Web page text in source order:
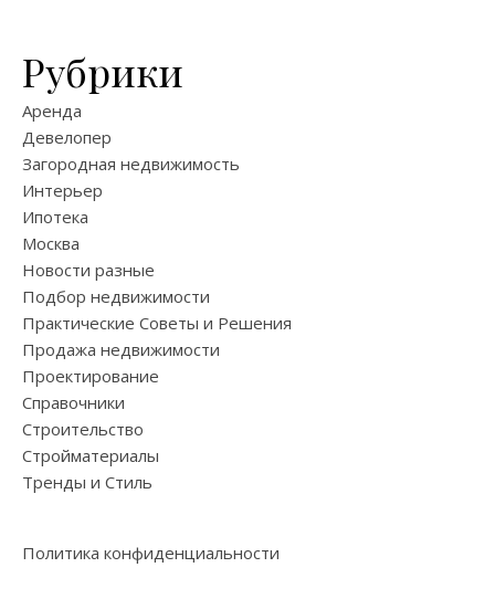
Рубрики
Аренда
Девелопер
Загородная недвижимость
Интерьер
Ипотека
Москва
Новости разные
Подбор недвижимости
Практические Советы и Решения
Продажа недвижимости
Проектирование
Справочники
Строительство
Стройматериалы
Тренды и Стиль
Политика конфиденциальности